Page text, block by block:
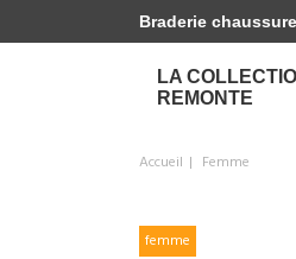
Braderie
LA
REMONTE
Accueil Femme
femme